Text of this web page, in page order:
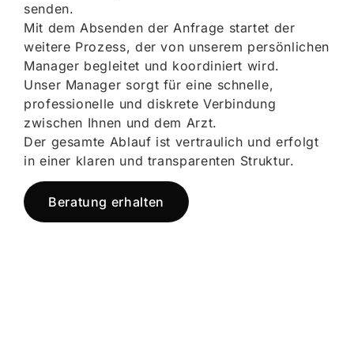
senden.
Mit dem Absenden der Anfrage startet der
weitere Prozess, der von unserem persönlichen
Manager begleitet und koordiniert wird.
Unser Manager sorgt für eine schnelle,
professionelle und diskrete Verbindung
zwischen Ihnen und dem Arzt.
Der gesamte Ablauf ist vertraulich und erfolgt
in einer klaren und transparenten Struktur.
Beratung erhalten